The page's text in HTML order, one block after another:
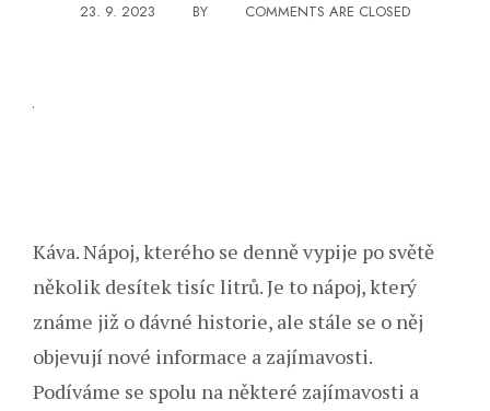
23. 9. 2023 BY COMMENTS ARE CLOSED
Káva. Nápoj, kterého se denně vypije po světě
několik desítek tisíc litrů. Je to nápoj, který
známe již o dávné historie, ale stále se o něj
objevují nové informace a zajímavosti.
Podíváme se spolu na některé zajímavosti a